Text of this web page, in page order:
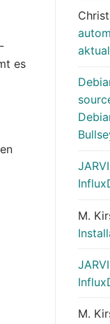
es
M.
M.